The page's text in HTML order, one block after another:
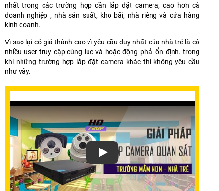
nhất trong các trường hợp cần lắp đặt camera, cao hơn cả
doanh nghiệp , nhà sản suất, kho bãi, nhà riêng và cửa hàng
kinh doanh.
Vì sao lại có giá thành cao vì yêu cầu duy nhất của nhà trẻ là có
nhiều user truy cập cùng lúc và hoặc động phải ổn định. trong
khi những trường hợp lắp đặt camera khác thì không yêu cầu
như vây.
Xem video Lắp Đặt Camera Quan Sát